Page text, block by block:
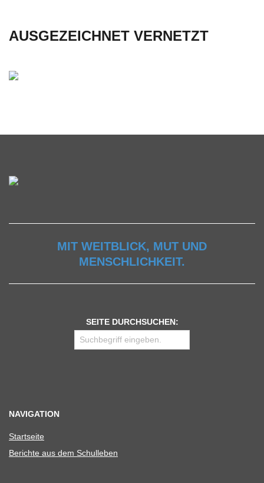
AUSGEZEICHNET VERNETZT
MIT WEITBLICK, MUT UND
MENSCHLICHKEIT.
SEITE DURCHSUCHEN:
NAVIGATION
Start­seite
Berichte aus dem Schulleben